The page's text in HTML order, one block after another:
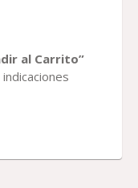
al Carrito”